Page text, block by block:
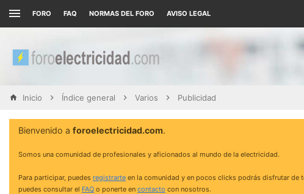
FORO FAQ NORMAS DEL FORO AVISO LEGAL
Inicio Índice general Varios Publicidad
Bienvenido a foroelectricidad.com.
Somos una comunidad de profesionales y aficionados al mundo de la electricidad.
Para participar, puedes registrarte en la comunidad y en pocos clicks podrás disfrutar de
puedes consultar el FAQ o ponerte en contacto con nosotros.